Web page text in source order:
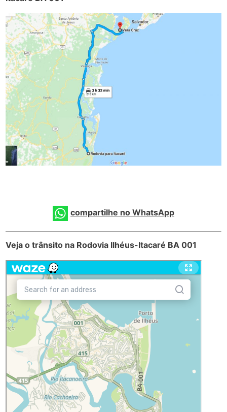
compartilhe no WhatsApp
Veja o trânsito na Rodovia Ilhéus-Itacaré BA 001